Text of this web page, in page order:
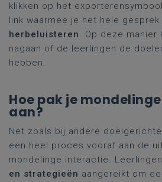
klikken op het
link waarmee je het hele
herbeluisteren. Op deze manier
nagaan of de leerlingen de
hebben.
Hoe pak je
aan?
Net zoals bij andere
een heel proces vooraf aan de
mondelinge interactie.
en strategieën aangereikt om